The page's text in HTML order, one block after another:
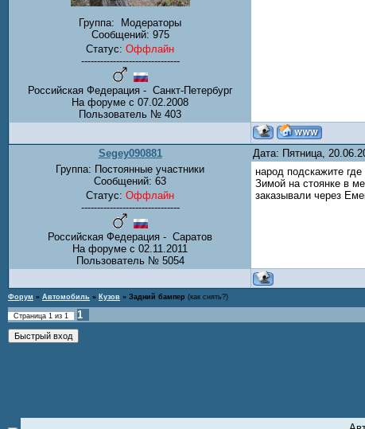
Группа:
Модераторы
Сообщений: 975
Статус: Оффлайн
-------------------------------
Российская Федерация - Санкт-Петербург
На форуме с 07.02.2008
Пользователь № 403
Segey090881 Дата: Пятница,
Группа: Постоянные участники
Сообщений: 63
Статус: Оффлайн
-------------------------------
Российская Федерация - Саратов
На форуме с 02.11.2011
Пользователь № 5054
народ подскажите
Зимой на стоянке в
заказывали через
Форум » Автомобиль » Кузов » Задний бампер (как снять?)
Страница 1 из 1
1